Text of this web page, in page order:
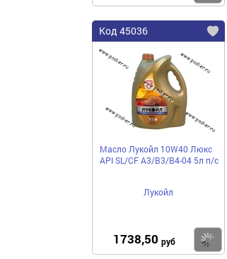
Код 45036
Масло Лукойл 10W40 Люкс
API SL/CF A3/B3/B4-04 5л п/с
Лукойл
1738,50 руб